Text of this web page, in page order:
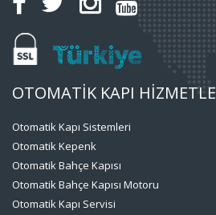
OTOMATİK KAPI
Otomatik Kapı Sistemleri
Otomatik Kepenk
Otomatik Bahçe Kapısı
Otomatik Bahçe Kapısı Motoru
Otomatik Kapı Servisi